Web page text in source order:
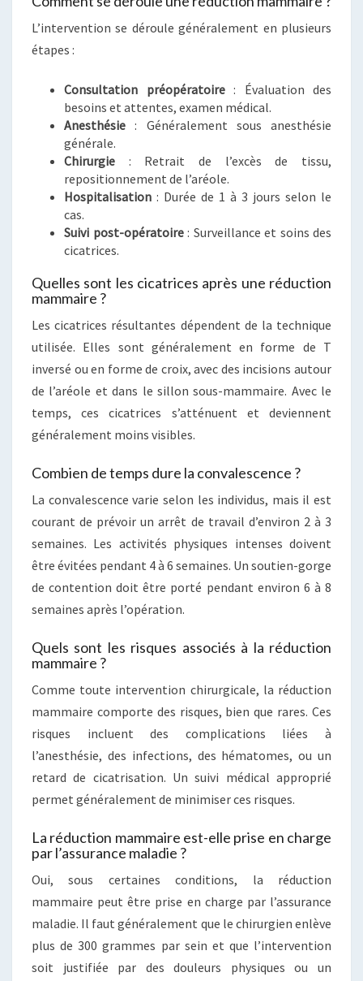
L’intervention se déroule généralement en plusieurs
étapes :
Consultation préopératoire: Évaluation des
besoins et attentes, examen médical.
Anesthésie : Généralement sous anesthésie
générale.
Chirurgie : Retrait de l’excès de tissu,
repositionnement de l’aréole.
Hospitalisation : Durée de 1 à 3 jours selon le
cas.
Suivi post-opératoire: Surveillance et soins des
cicatrices.
Quelles sont les cicatrices après une réduction
mammaire ?
Les cicatrices résultantes dépendent de la technique
utilisée. Elles sont généralement en forme de T
inversé ou en forme de croix, avec des incisions autour
de l’aréole et dans le sillon sous-mammaire. Avec le
temps, ces cicatrices s’atténuent et deviennent
généralement moins visibles.
Combien de temps dure la convalescence ?
La convalescence varie selon les individus, mais il est
courant de prévoir un arrêt de travail d’environ 2 à 3
semaines. Les activités physiques intenses doivent
être évitées pendant 4 à 6 semaines. Un soutien-gorge
de contention doit être porté pendant environ 6 à 8
semaines après l’opération.
Quels sont les risques associés à la réduction
mammaire ?
Comme toute intervention chirurgicale, la réduction
mammaire comporte des risques, bien que rares. Ces
risques incluent des complications liées à
l’anesthésie, des infections, des hématomes, ou un
retard de cicatrisation. Un suivi médical approprié
permet généralement de minimiser ces risques.
La réduction mammaire est-elle prise en charge
par l’assurance maladie ?
Oui, sous certaines conditions, la réduction
mammaire peut être prise en charge par l’assurance
maladie. Il faut généralement que le chirurgien enlève
plus de 300 grammes par sein et que l’intervention
soit justifiée par des douleurs physiques ou un